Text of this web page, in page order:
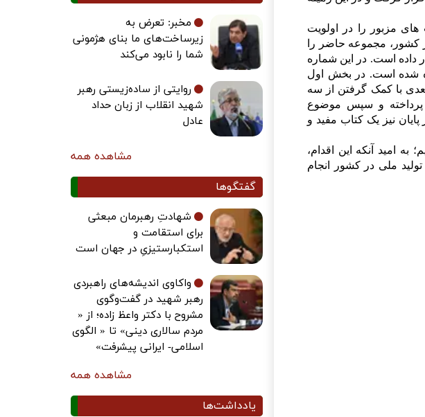
مزبور را در اولویت
کشور، مجموعه حاضر را
داده است. در این شماره
شده است. در بخش اول
با کمک گرفتن از سه
پرداخته و سپس موضوع
نیز یک کتاب مفید و
امید آنکه این اقدام،
ملی در کشور انجام
مخبر: تعرض به
زیرساخت‌های ما بنای هژمونی
شما را نابود می‌کند
روایتی از ساده‌زیستی رهبر
شهید انقلاب از زبان حداد
عادل
مشاهده همه
گفتگوها
شهادتِ رهبرمان مبعثی
برای استقامت و
استکبارستیزیِ در جهان است
واکاوی اندیشه‌های راهبردی
رهبر شهید در گفت‌وگوی
مشروح با دکتر واعظ زاده؛ از «
مردم سالاری دینی» تا « الگوی
اسلامی- ایرانی پیشرفت»
مشاهده همه
یادداشت‌ها